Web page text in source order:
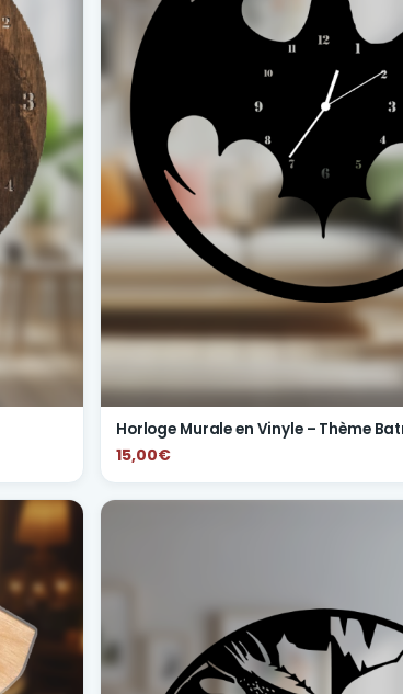
Horloge Murale en Vinyle – Thème
15,00€